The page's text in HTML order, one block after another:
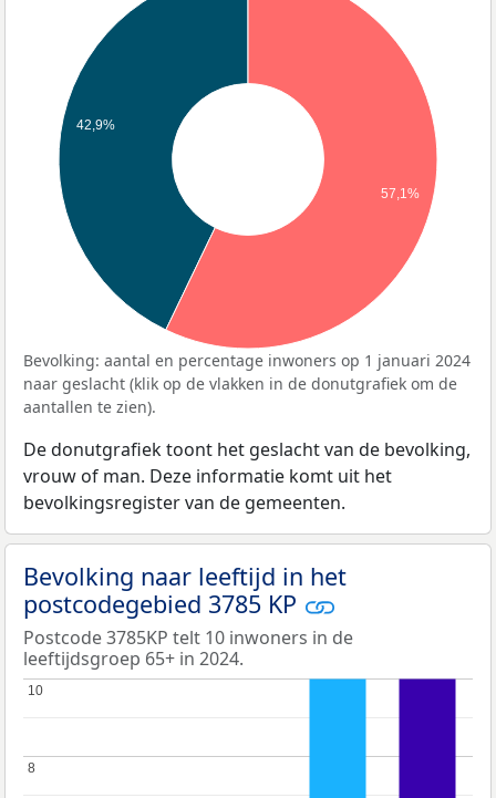
42,9%
57,1%
Bevolking: aantal en percentage inwoners op 1 januari 2024
naar geslacht (klik op de vlakken in de donutgrafiek om de
aantallen te zien).
De donutgrafiek toont het geslacht van de bevolking,
vrouw of man. Deze informatie komt uit het
bevolkingsregister van de gemeenten.
Bevolking naar leeftijd in het
postcodegebied 3785 KP
Postcode 3785KP telt 10 inwoners in de
leeftijdsgroep 65+ in 2024.
8
8
10
10